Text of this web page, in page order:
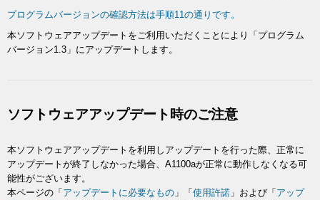
プログラムバージョンの確認方法は手順11の通りです。
本ソフトウェアアップデートをご利用いただくことにより「プログラム
バージョン1.3」にアップデートします。
ソフトウェアアップデート時のご注意
本ソフトウェアアップデートを利用しアップデートを行った際、正常に
アップデートが終了しなかった場合、A1100aが正常に動作しなくなる可
能性がございます。
本ページの「アップデートに必要なもの 」「使用許諾 」および「アップ